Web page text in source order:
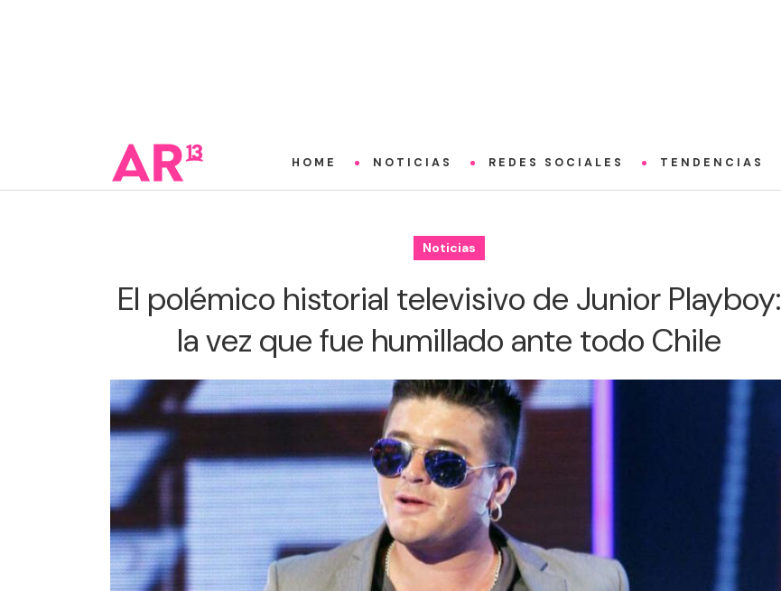
HOME NOTICIAS REDES SOCIALES TENDENCIAS
Noticias
El polémico historial televisivo de Junior Playboy:
la vez que fue humillado ante todo Chile